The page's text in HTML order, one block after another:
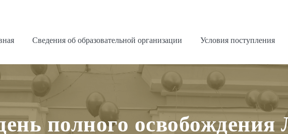
Сведения об образовательной организации Условия поступления
полного освобождения